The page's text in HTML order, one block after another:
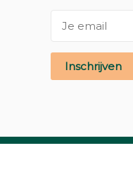
Inschrijven